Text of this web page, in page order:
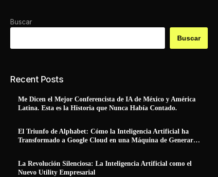
Buscar
Buscar
Recent Posts
Me Dicen el Mejor Conferencista de IA de México y América
Latina. Esta es la Historia que Nunca Había Contado.
El Triunfo de Alphabet: Cómo la Inteligencia Artificial ha
Transformado a Google Cloud en una Máquina de Generar
La Revolución Silenciosa: La Inteligencia Artificial como el
Nuevo Utility Empresarial